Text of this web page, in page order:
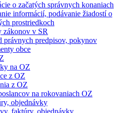
o začatých správnych konaniach
informácií, podávanie žiadostí o
prostriedkoch
zákonov v SR
právnych predpisov, pokynov
obce
na OZ
z OZ
z OZ
na rokovaniach OZ
objednávky
faktúry, objednávky